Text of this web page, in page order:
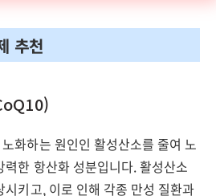
추천
화하는 원인인 활성산소를 줄여 노
한 항산화 성분입니다. 활성산소
키고, 이로 인해 각종 만성 질환과